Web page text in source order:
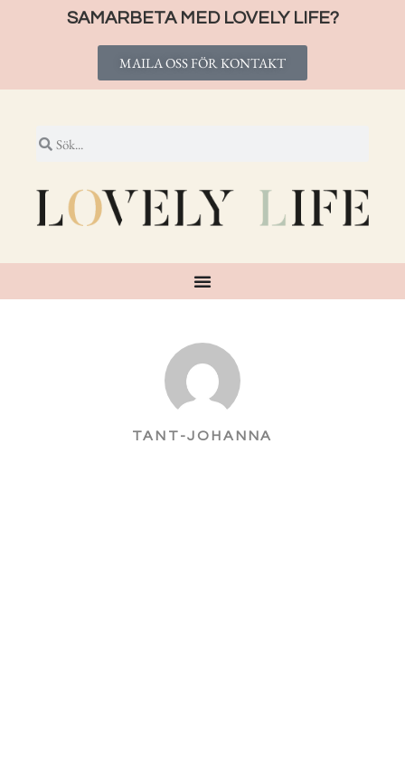
SAMARBETA MED LOVELY LIFE?
MAILA OSS FÖR KONTAKT
TANT-JOHANNA